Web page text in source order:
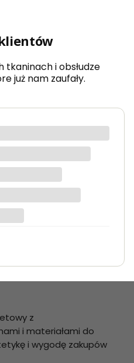
tkaninach i obsłudze
już nam zaufały.
tkanin, kolory
na zdjęciach.
szybko i było
z
i materiałami do
i wygodę zakupów